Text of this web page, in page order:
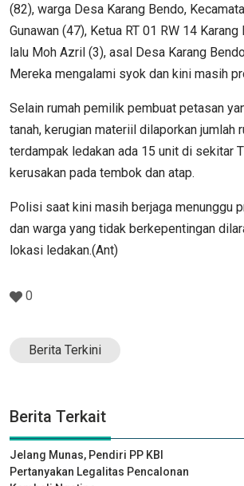
(82), warga Desa Karang Bendo,
Gunawan (47), Ketua RT 01 RW 14
lalu Moh Azril (3), asal Desa Karang
Mereka mengalami syok dan kini masih
Selain rumah pemilik pembuat petasan
tanah, kerugian materiil dilaporkan jumlah
terdampak ledakan ada 15 unit di sekitar
kerusakan pada tembok dan atap.
Polisi saat kini masih berjaga menunggu
dan warga yang tidak berkepentingan
lokasi ledakan.(Ant)
0
Berita Terkini
Berita Terkait
Jelang Munas, Pendiri PP KBI
Pertanyakan Legalitas Pencalonan